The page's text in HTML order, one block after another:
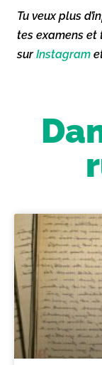
Tu veux plus
tes examens et
surInstagram